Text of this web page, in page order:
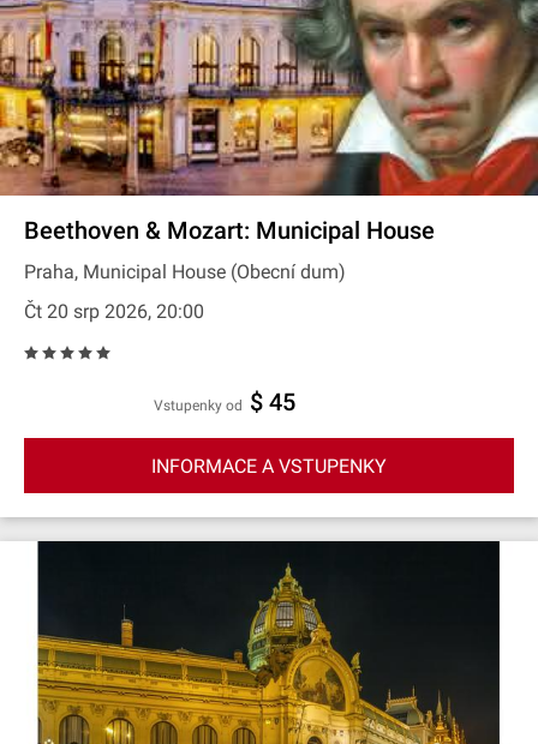
Beethoven & Mozart: Municipal House
Praha, Municipal House (Obecní dum)
Čt 20 srp 2026, 20:00
Vstupenky od $ 45
INFORMACE A VSTUPENKY